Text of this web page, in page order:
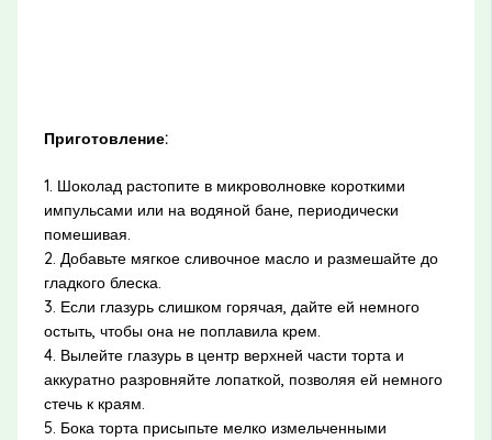
Приготовление:
1. Шоколад растопите в микроволновке короткими
импульсами или на водяной бане, периодически
помешивая.
2. Добавьте мягкое сливочное масло и размешайте до
гладкого блеска.
3. Если глазурь слишком горячая, дайте ей немного
остыть, чтобы она не поплавила крем.
4. Вылейте глазурь в центр верхней части торта и
аккуратно разровняйте лопаткой, позволяя ей немного
стечь к краям.
5. Бока торта присыпьте мелко измельченными